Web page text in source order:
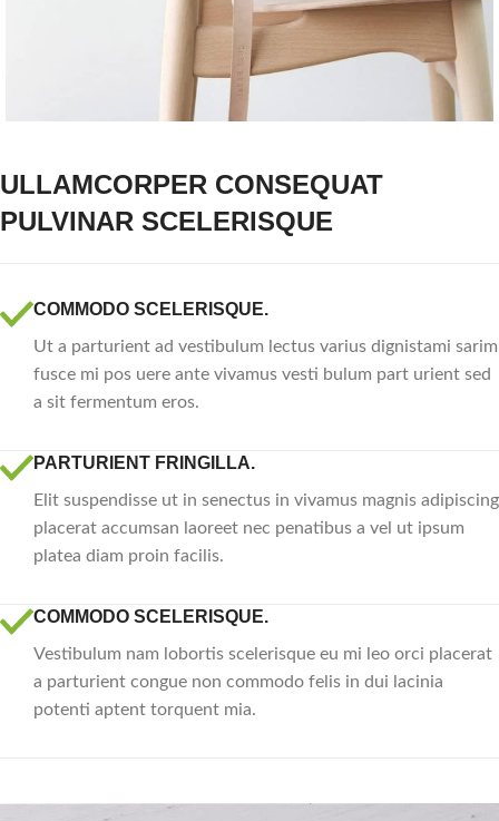
ULLAMCORPER CONSEQUAT
PULVINAR SCELERISQUE
COMMODO SCELERISQUE.
Ut a parturient ad vestibulum lectus varius dignistami sarim
fusce mi pos uere ante vivamus vesti bulum part urient sed
a sit fermentum eros.
PARTURIENT FRINGILLA.
Elit suspendisse ut in senectus in vivamus magnis adipiscing
placerat accumsan laoreet nec penatibus a vel ut ipsum
platea diam proin facilis.
COMMODO SCELERISQUE.
Vestibulum nam lobortis scelerisque eu mi leo orci placerat
a parturient congue non commodo felis in dui lacinia
potenti aptent torquent mia.